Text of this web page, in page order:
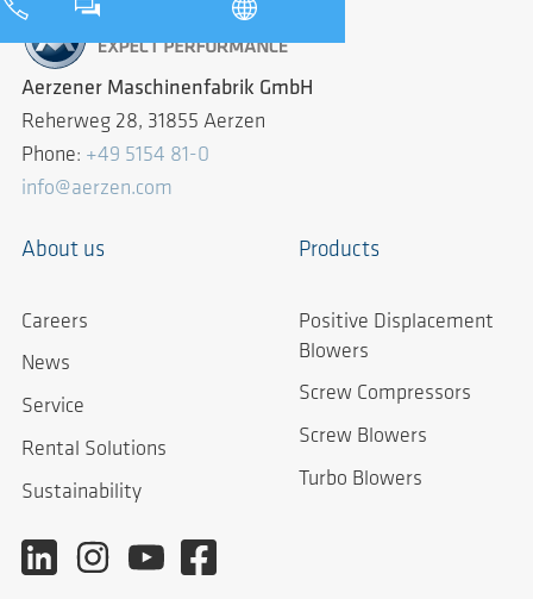
Aerzener Maschinenfabrik GmbH
Reherweg 28, 31855 Aerzen
Phone: +49 5154 81-0
info@aerzen.com
About us
Careers
News
Service
Rental Solutions
Sustainability
Products
Positive Displacement
Blowers
Screw Compressors
Screw Blowers
Turbo Blowers